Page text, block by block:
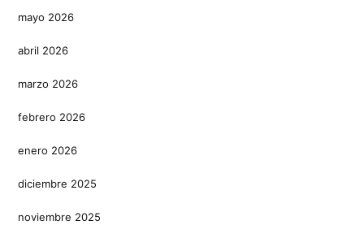
mayo 2026
abril 2026
marzo 2026
febrero 2026
enero 2026
diciembre 2025
noviembre 2025